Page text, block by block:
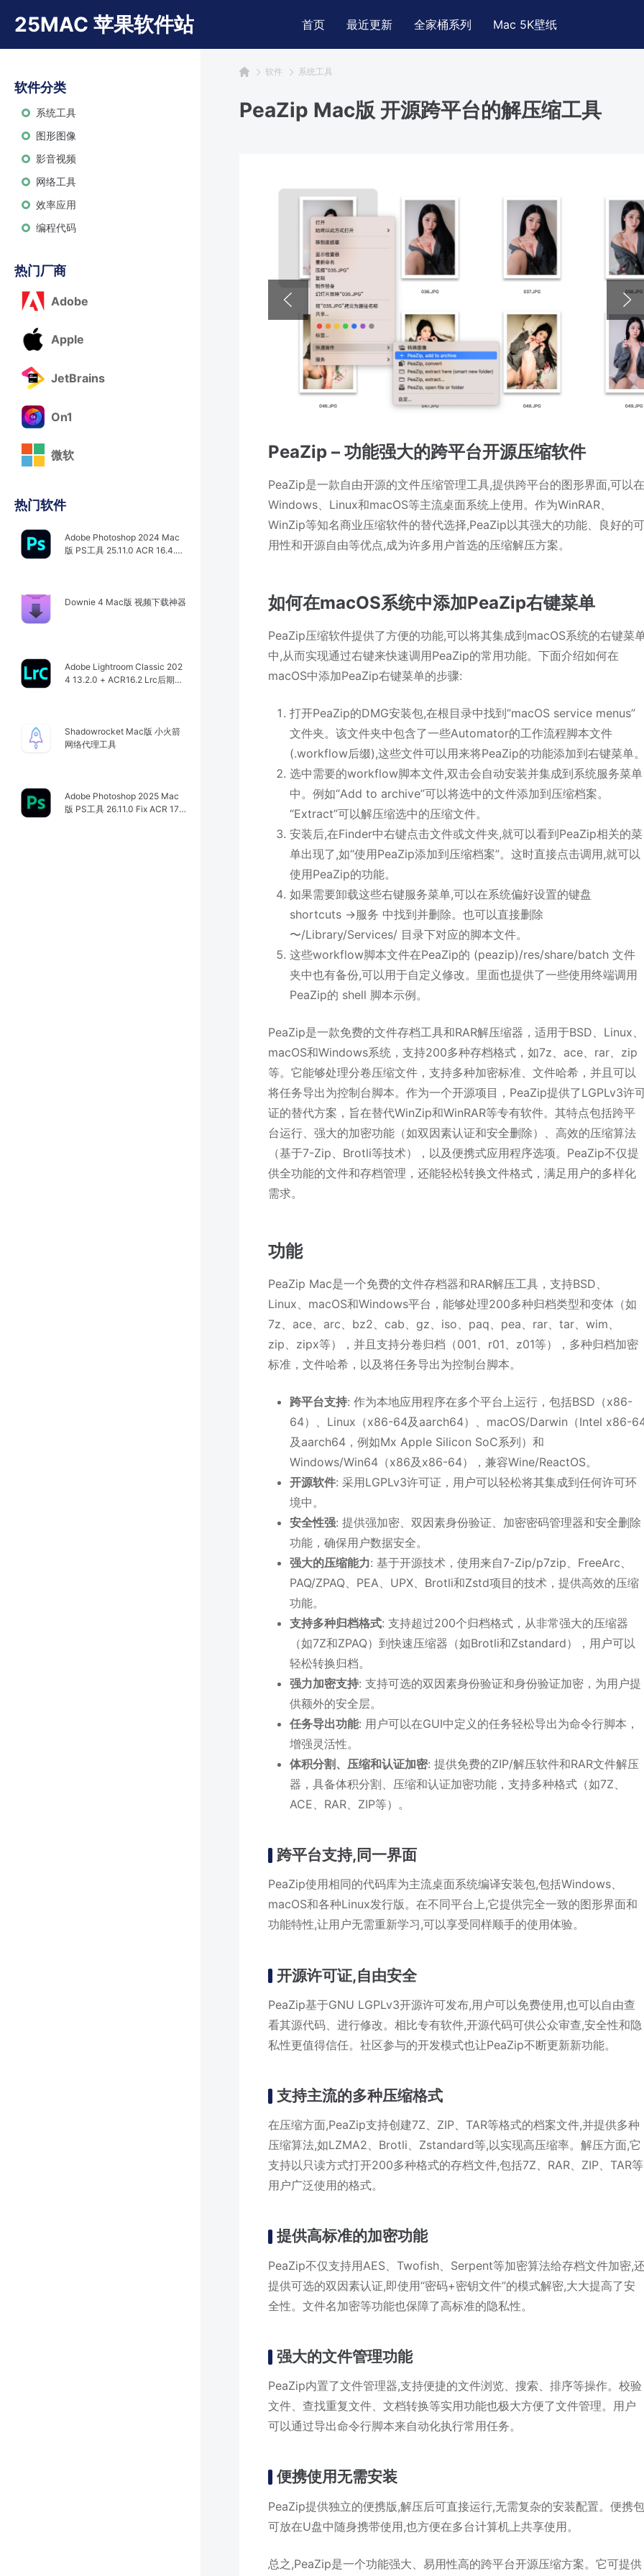
25MAC 苹果软件站 首页 最近更新 全家桶系列 Mac 5K壁纸
软件 系统工具
PeaZip Mac版 开源跨平台的解压缩工具
PeaZip – 功能强大的跨平台开源压缩软件
PeaZip是一款自由开源的文件压缩管理工具,提供跨平台的图形界面,可以
Windows、Linux和macOS等主流桌面系统上使用。作为WinRAR、
WinZip等知名商业压缩软件的替代选择,PeaZip以其强大的功能、良好的
用性和开源自由等优点,成为许多用户首选的压缩解压方案。
如何在macOS系统中添加PeaZip右键菜单
PeaZip压缩软件提供了方便的功能,可以将其集成到macOS系统的右键菜
中,从而实现通过右键来快速调用PeaZip的常用功能。下面介绍如何在
macOS中添加PeaZip右键菜单的步骤:
打开PeaZip的DMG安装包,在根目录中找到“macOS service menus”
文件夹。该文件夹中包含了一些Automator的工作流程脚本文件
(.workflow后缀),这些文件可以用来将PeaZip的功能添加到右键菜单
选中需要的workflow脚本文件,双击会自动安装并集成到系统服务菜单
中。例如“Add to archive”可以将选中的文件添加到压缩档案。
“Extract”可以解压缩选中的压缩文件。
安装后,在Finder中右键点击文件或文件夹,就可以看到PeaZip相关的菜
单出现了,如“使用PeaZip添加到压缩档案”。这时直接点击调用,就可以
使用PeaZip的功能。
如果需要卸载这些右键服务菜单,可以在系统偏好设置的键盘
shortcuts ->服务 中找到并删除。也可以直接删除
〜/Library/Services/ 目录下对应的脚本文件。
这些workflow脚本文件在PeaZip的 (peazip)/res/share/batch 文件
夹中也有备份,可以用于自定义修改。里面也提供了一些使用终端调用
PeaZip的 shell 脚本示例。
PeaZip是一款免费的文件存档工具和RAR解压缩器，适用于BSD、Linux、
macOS和Windows系统，支持200多种存档格式，如7z、ace、rar、zip
等。它能够处理分卷压缩文件，支持多种加密标准、文件哈希，并且可以
将任务导出为控制台脚本。作为一个开源项目，PeaZip提供了LGPLv3许
证的替代方案，旨在替代WinZip和WinRAR等专有软件。其特点包括跨平
台运行、强大的加密功能（如双因素认证和安全删除）、高效的压缩算法
（基于7-Zip、Brotli等技术），以及便携式应用程序选项。PeaZip不仅提
供全功能的文件和存档管理，还能轻松转换文件格式，满足用户的多样化
需求。
功能
PeaZip Mac是一个免费的文件存档器和RAR解压工具，支持BSD、
Linux、macOS和Windows平台，能够处理200多种归档类型和变体（如
7z、ace、arc、bz2、cab、gz、iso、paq、pea、rar、tar、wim、
zip、zipx等），并且支持分卷归档（001、r01、z01等），多种归档加密
标准，文件哈希，以及将任务导出为控制台脚本。
跨平台支持: 作为本地应用程序在多个平台上运行，包括BSD（x86-
64）、Linux（x86-64及aarch64）、macOS/Darwin（Intel x86-
及aarch64，例如Mx Apple Silicon SoC系列）和
Windows/Win64（x86及x86-64），兼容Wine/ReactOS。
开源软件: 采用LGPLv3许可证，用户可以轻松将其集成到任何许可环
境中。
安全性强: 提供强加密、双因素身份验证、加密密码管理器和安全删除
功能，确保用户数据安全。
强大的压缩能力: 基于开源技术，使用来自7-Zip/p7zip、FreeArc、
PAQ/ZPAQ、PEA、UPX、Brotli和Zstd项目的技术，提供高效的压缩
功能。
支持多种归档格式: 支持超过200个归档格式，从非常强大的压缩器
（如7Z和ZPAQ）到快速压缩器（如Brotli和Zstandard），用户可以
轻松转换归档。
强力加密支持: 支持可选的双因素身份验证和身份验证加密，为用户提
供额外的安全层。
任务导出功能: 用户可以在GUI中定义的任务轻松导出为命令行脚本，
增强灵活性。
体积分割、压缩和认证加密: 提供免费的ZIP/解压软件和RAR文件解压
器，具备体积分割、压缩和认证加密功能，支持多种格式（如7Z、
ACE、RAR、ZIP等）。
跨平台支持,同一界面
PeaZip使用相同的代码库为主流桌面系统编译安装包,包括Windows、
macOS和各种Linux发行版。在不同平台上,它提供完全一致的图形界面和
功能特性,让用户无需重新学习,可以享受同样顺手的使用体验。
开源许可证,自由安全
PeaZip基于GNU LGPLv3开源许可发布,用户可以免费使用,也可以自由查
看其源代码、进行修改。相比专有软件,开源代码可供公众审查,安全性和隐
私性更值得信任。社区参与的开发模式也让PeaZip不断更新新功能。
支持主流的多种压缩格式
在压缩方面,PeaZip支持创建7Z、ZIP、TAR等格式的档案文件,并提供多种
压缩算法,如LZMA2、Brotli、Zstandard等,以实现高压缩率。解压方面,它
支持以只读方式打开200多种格式的存档文件,包括7Z、RAR、ZIP、TAR等
用户广泛使用的格式。
提供高标准的加密功能
PeaZip不仅支持用AES、Twofish、Serpent等加密算法给存档文件加密,
提供可选的双因素认证,即使用“密码+密钥文件”的模式解密,大大提高了安
全性。文件名加密等功能也保障了高标准的隐私性。
强大的文件管理功能
PeaZip内置了文件管理器,支持便捷的文件浏览、搜索、排序等操作。校验
文件、查找重复文件、文档转换等实用功能也极大方便了文件管理。用户
可以通过导出命令行脚本来自动化执行常用任务。
便携使用无需安装
PeaZip提供独立的便携版,解压后可直接运行,无需复杂的安装配置。便携
可放在U盘中随身携带使用,也方便在多台计算机上共享使用。
总之,PeaZip是一个功能强大、易用性高的跨平台开源压缩方案。它可提供
软件分类
系统工具
图形图像
影音视频
网络工具
效率应用
编程代码
热门厂商
Adobe
Apple
JetBrains
On1
微软
热门软件
Adobe Photoshop 2024 Mac
版 PS工具 25.11.0 ACR 16.4.0.
Downie 4 Mac版 视频下载神器
Adobe Lightroom Classic 202
4 13.2.0 + ACR16.2 Lrc后期图
Shadowrocket Mac版 小火箭
网络代理工具
Adobe Photoshop 2025 Mac
版 PS工具 26.11.0 Fix ACR 17.